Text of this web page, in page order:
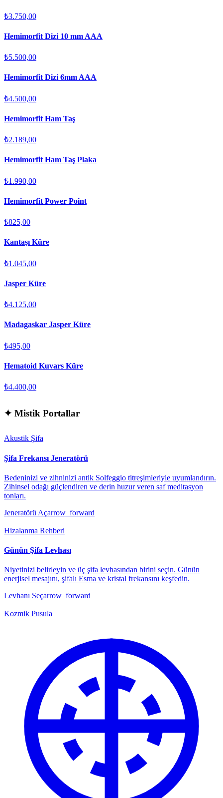
₺3.750,00
Hemimorfit Dizi 10 mm AAA
₺5.500,00
Hemimorfit Dizi 6mm AAA
₺4.500,00
Hemimorfit Ham Taş
₺2.189,00
Hemimorfit Ham Taş Plaka
₺1.990,00
Hemimorfit Power Point
₺825,00
Kantaşı Küre
₺1.045,00
Jasper Küre
₺4.125,00
Madagaskar Jasper Küre
₺495,00
Hematoid Kuvars Küre
₺4.400,00
✦ Mistik Portallar
Akustik Şifa
Şifa Frekansı Jeneratörü
Bedeninizi ve zihninizi antik Solfeggio titreşimleriyle uyumlandırın.
Zihinsel odağı güçlendiren ve derin huzur veren saf meditasyon
tonları.
Jeneratörü Açarrow_forward
Hizalanma Rehberi
Günün Şifa Levhası
Niyetinizi belirleyin ve üç şifa levhasından birini seçin. Günün
enerjisel mesajını, şifalı Esma ve kristal frekansını keşfedin.
Levhanı Seçarrow_forward
Kozmik Pusula